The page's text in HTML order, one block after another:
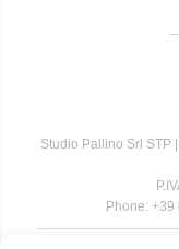
Studio Pallino Srl STP
Phone: